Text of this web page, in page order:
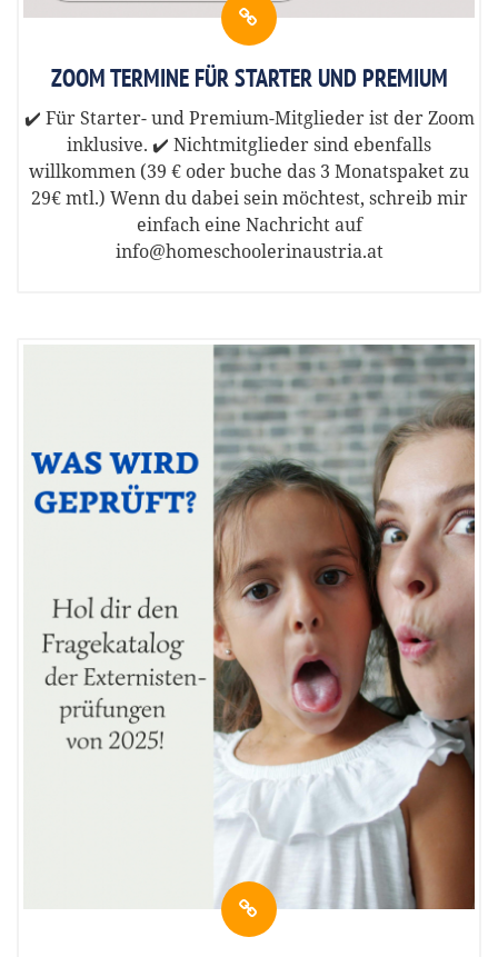
ZOOM TERMINE FÜR STARTER UND PREMIUM
✔️ Für Starter- und Premium-Mitglieder ist der Zoom
inklusive. ✔️ Nichtmitglieder sind ebenfalls
willkommen (39 € oder buche das 3 Monatspaket zu
29€ mtl.) Wenn du dabei sein möchtest, schreib mir
einfach eine Nachricht auf
info@homeschoolerinaustria.at